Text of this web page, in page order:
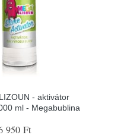
- aktivátor
ml - Megabublina
950 Ft